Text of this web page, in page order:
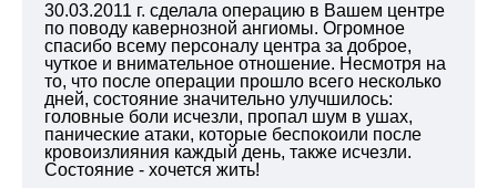
30.03.2011 г. сделала операцию в Вашем центре
по поводу кавернозной ангиомы. Огромное
спасибо всему персоналу центра за доброе,
чуткое и внимательное отношение. Несмотря на
то, что после операции прошло всего несколько
дней, состояние значительно улучшилось:
головные боли исчезли, пропал шум в ушах,
панические атаки, которые беспокоили после
кровоизлияния каждый день, также исчезли.
Состояние - хочется жить!